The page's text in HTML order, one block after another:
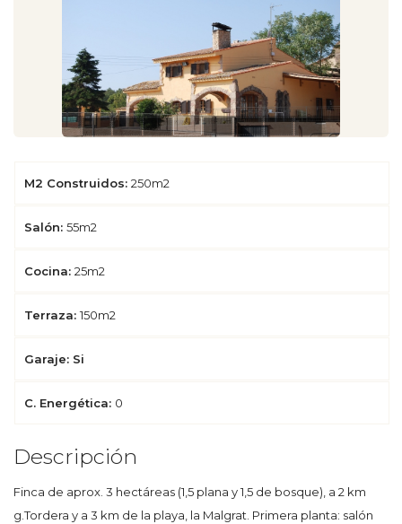
M2 Construidos: 250m2
Salón: 55m2
Cocina: 25m2
Terraza: 150m2
Garaje: Si
C. Energética: 0
Descripción
Finca de aprox. 3 hectáreas (1,5 plana y 1,5 de bosque), a 2 km
g.Tordera y a 3 km de la playa, la Malgrat. Primera planta: salón